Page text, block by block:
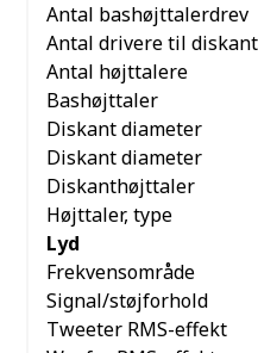
Antal bashøjttalerdrev
Antal drivere til diskant
Antal højttalere
Bashøjttaler
Diskant diameter
Diskant diameter
Diskanthøjttaler
Højttaler, type
Lyd
Frekvensområde
Signal/støjforhold
Tweeter RMS-effekt